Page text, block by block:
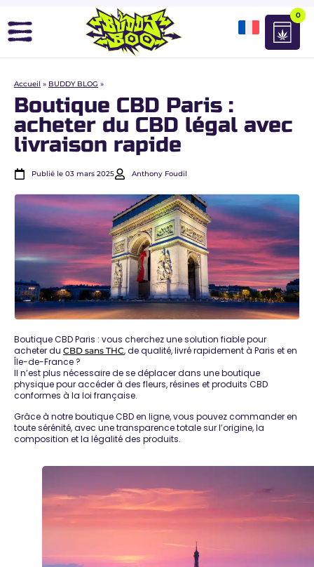
0
Accueil » BUDDY BLOG »
Boutique CBD Paris :
acheter du CBD légal avec
livraison rapide
Publié le 03 mars 2025 Anthony Foudil
Boutique CBD Paris : vous cherchez une solution fiable pour
acheter du CBD sans THC, de qualité, livré rapidement à Paris et en
Île-de-France ?
Il n’est plus nécessaire de se déplacer dans une boutique
physique pour accéder à des fleurs, résines et produits CBD
conformes à la loi française.
Grâce à notre boutique CBD en ligne, vous pouvez commander en
toute sérénité, avec une transparence totale sur l’origine, la
composition et la légalité des produits.